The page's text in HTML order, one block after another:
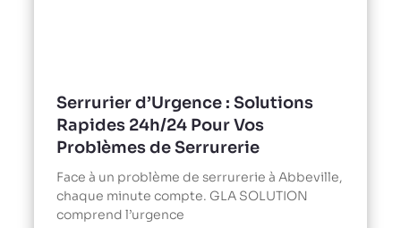
Serrurier d’Urgence : Solutions
Rapides 24h/24 Pour Vos
Problèmes de Serrurerie
Face à un problème de serrurerie à Abbeville,
chaque minute compte. GLA SOLUTION
comprend l’urgence